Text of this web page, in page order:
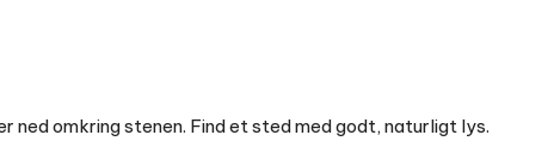
omkring stenen. Find et sted med godt, naturligt lys.